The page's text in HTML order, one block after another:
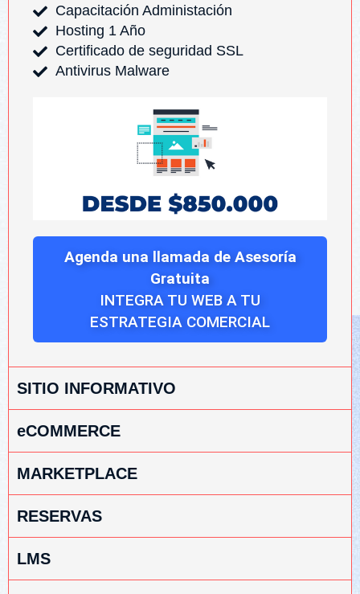
Capacitación Administación
Hosting 1 Año
Certificado de seguridad SSL
Antivirus Malware
Agenda una llamada de Asesoría
Gratuita
INTEGRA TU WEB A TU
ESTRATEGIA COMERCIAL
SITIO INFORMATIVO
eCOMMERCE
MARKETPLACE
RESERVAS
LMS